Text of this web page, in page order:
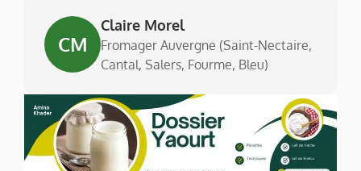
CM
Claire Morel
Fromager Auvergne (Saint-Nectaire,
Cantal, Salers, Fourme, Bleu)